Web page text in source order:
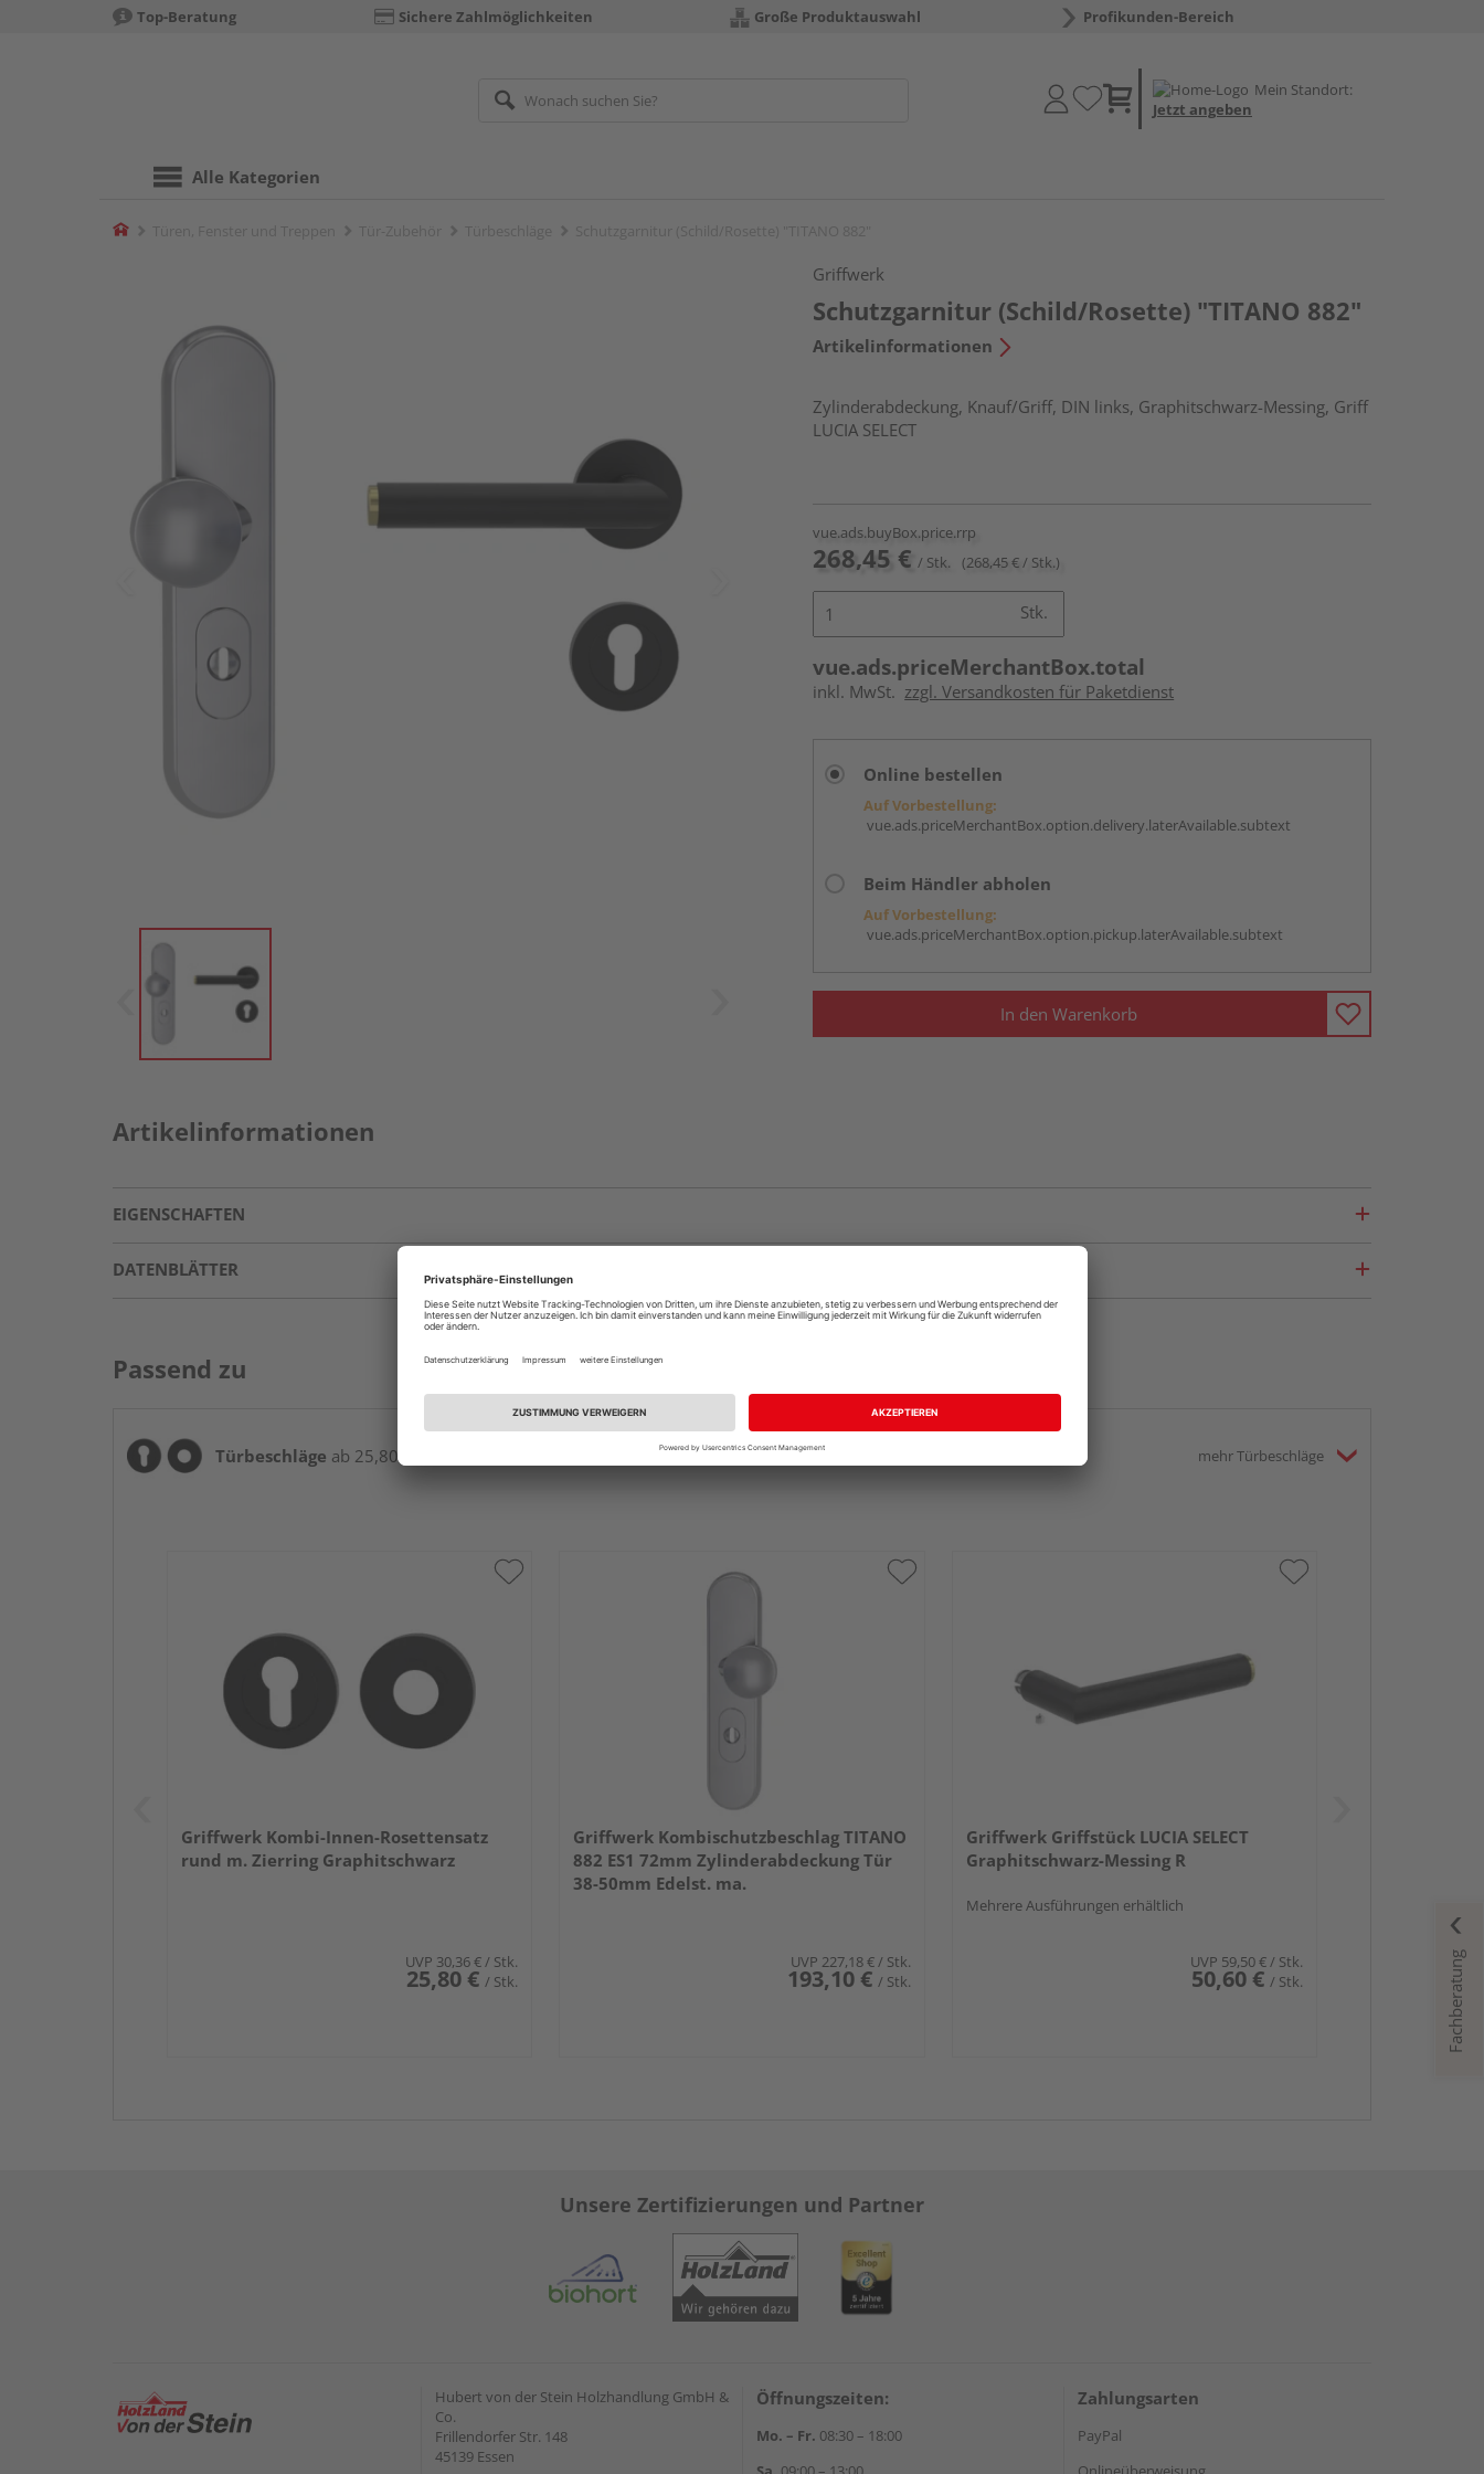
Top-Beratung Sichere Zahlmöglichkeiten Große Produktauswahl Profikunden-Bereich
Mein Standort:
Jetzt angeben
Alle Kategorien
Home
Griffwerk
Schutzgarnitur (Schild/Rosette) "TITANO 882"
Artikelinformationen
Zylinderabdeckung, Knauf/Griff, DIN links, Graphitschwarz-Messing, Griff
LUCIA SELECT
vue.ads.buyBox.price.rrp
268,45 € / Stk. (268,45 € / Stk.)
Stk.
vue.ads.priceMerchantBox.total
inkl. MwSt. zzgl. Versandkosten für Paketdienst
Online bestellen
Auf Vorbestellung:
vue.ads.priceMerchantBox.option.delivery.laterAvailable.subtext
Beim Händler abholen
Auf Vorbestellung:
vue.ads.priceMerchantBox.option.pickup.laterAvailable.subtext
In den Warenkorb
Artikelinformationen
EIGENSCHAFTEN
DATENBLÄTTER
Passend zu
Türbeschläge ab 25,80 € / Stk. mehr Türbeschläge
Griffwerk Kombi-Innen-Rosettensatz
rund m. Zierring Graphitschwarz
UVP 30,36 €/ Stk.
25,80 € / Stk.
Griffwerk Kombischutzbeschlag TITANO
882 ES1 72mm Zylinderabdeckung Tür
38-50mm Edelst. ma.
UVP 227,18 €/ Stk.
193,10 € / Stk.
Griffwerk Griffstück LUCIA SELECT
Graphitschwarz-Messing R
Mehrere Ausführungen erhältlich
UVP 59,50 €/ Stk.
50,60 € / Stk. Fachberatung
Unsere Zertifizierungen und Partner
Hubert von der Stein Holzhandlung GmbH &
Co.
Frillendorfer Str. 148
45139 Essen
Öffnungszeiten:
Mo. – Fr. 08:30 – 18:00
Zahlungsarten
PayPal